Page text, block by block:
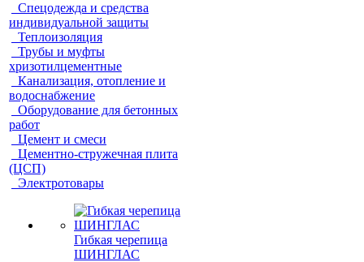
Спецодежда и средства
индивидуальной защиты
Теплоизоляция
Трубы и муфты
хризотилцементные
Канализация, отопление и
водоснабжение
Оборудование для бетонных
работ
Цемент и смеси
Цементно-стружечная плита
(ЦСП)
Электротовары
Гибкая черепица
ШИНГЛАС